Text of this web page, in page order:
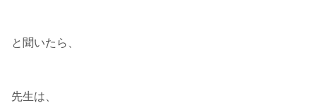
と聞いたら、
先生は、